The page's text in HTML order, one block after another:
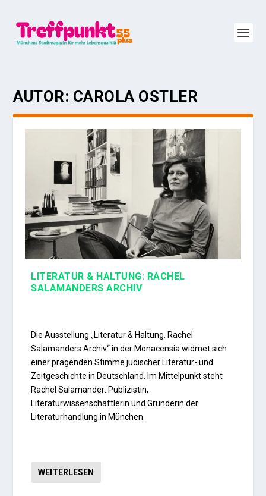
AUTOR: CAROLA OSTLER
LITERATUR & HALTUNG: RACHEL
SALAMANDERS ARCHIV
Die Ausstellung „Literatur & Haltung. Rachel
Salamanders Archiv“ in der Monacensia widmet sich
einer prägenden Stimme jüdischer Literatur- und
Zeitgeschichte in Deutschland. Im Mittelpunkt steht
Rachel Salamander: Publizistin,
Literaturwissenschaftlerin und Gründerin der
Literaturhandlung in München.
WEITERLESEN